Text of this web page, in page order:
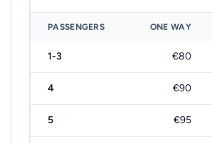
PASSENGERS ONE WAY
1-3 €80
4 €90
5 €95